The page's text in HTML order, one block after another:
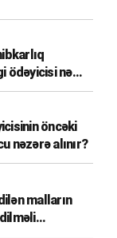
ödəyicisi nə
öncəki
nəzərə alınır?
malların